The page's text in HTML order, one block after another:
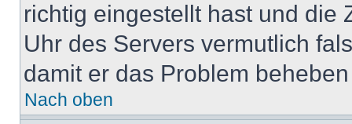
richtig eingestellt hast und die
Uhr des Servers vermutlich
damit er das Problem
Nach oben